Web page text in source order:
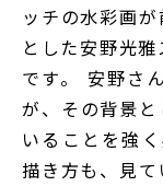
ッチの水彩画
とした安野光
です。 安野さ
が、その背景
いることを強
描き方も、見